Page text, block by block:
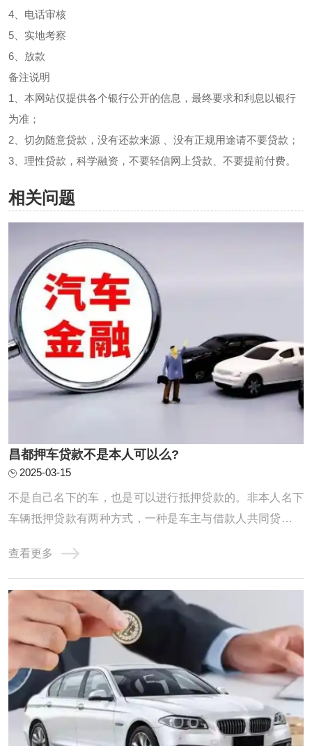
4、电话审核
5、实地考察
6、放款
备注说明
1、本网站仅提供各个银行公开的信息，最终要求和利息以银行
为准；
2、切勿随意贷款，没有还款来源 、没有正规用途请不要贷款；
3、理性贷款，科学融资，不要轻信网上贷款、不要提前付费。
相关问题
昌都押车贷款不是本人可以么?
2025-03-15
不是自己名下的车，也是可以进行抵押贷款的。非本人名下
车辆抵押贷款有两种方式，一种是车主与借款人共同贷款，
资人作为借款人，车主无需到场办理相关手续。不过，由于
不清楚抵押车辆是否在征得车主的同意下进行，所以贷款机
构会通过提高利息的方式，弥补经营风险。正 ...
查看更多